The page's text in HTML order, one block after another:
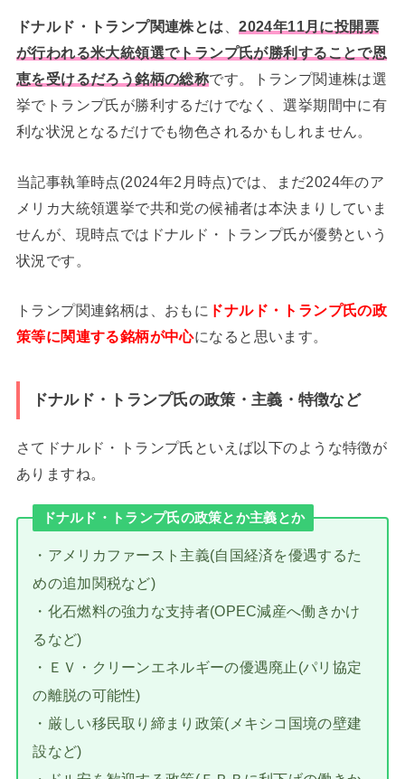
ドナルド・トランプ関連株とは 、2024年11月に投開票
が行われる米大統領選でトランプ氏が勝利することで恩
恵を受けるだろう銘柄の総称です。トランプ関連株は選
挙でトランプ氏が勝利するだけでなく、選挙期間中に有
利な状況となるだけでも物色されるかもしれません。
当記事執筆時点(2024年2月時点)では、まだ2024年のア
メリカ大統領選挙で共和党の候補者は本決まりしていま
せんが、現時点ではドナルド・トランプ氏が優勢という
状況です。
トランプ関連銘柄は、おもに ドナルド・トランプ氏の政
策等に関連する銘柄が中心になると思います。
ドナルド・トランプ氏の政策・主義・特徴など
さてドナルド・トランプ氏といえば以下のような特徴が
ありますね。
ドナルド・トランプ氏の政策とか主義とか
・アメリカファースト主義(自国経済を優遇するた
めの追加関税など)
・化石燃料の強力な支持者(OPEC減産へ働きかけ
るなど)
・ＥＶ・クリーンエネルギーの優遇廃止(パリ協定
の離脱の可能性)
・厳しい移民取り締まり政策(メキシコ国境の壁建
設など)